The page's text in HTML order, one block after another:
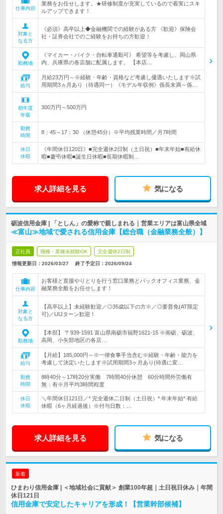
仕事内容
業務をお任せします。★研修制度が充実しているので着実にスキ
ルアップできます！
対象と
なる方
《必須》高卒以上◆金融機関での経験がある方 《歓迎》保険会
社・証券会社でのご経験をお持ちの方歓迎！
勤務地
《マイカー・バイク・自転車通勤可》 希望等を考慮し、岡山県
内、兵庫県の各店舗に配属します。 【本店…
給与
月給23万円～※経験・年齢・資格など考慮し優遇いたします※試
用期間3ヵ月あり（待遇同一）《モデル年収例》係長未満～係…
初年度
年収
300万円～500万円
勤務
時間
8：45～17：30 （休憩45分）※平均残業時間／月7時間
休日
休暇
《年間休日120日》■完全週休2日制（土日祝）■年末年始■有給休
暇■慶弔休暇■誕生日休暇■長期休暇制…
求人詳細を見る 気になる
砺波信用金庫 | 「としん」の愛称で親しまれる｜営業エリアは富山県全域
≪富山≫地域で愛される信用金庫【総合職（金融業務全般）】
正社員 職種・業種未経験OK 完全週休2日制
情報更新日：2026/03/27 終了予定日： 2026/09/24
仕事内容
お客様と直接やりとりを行う窓口業務とバックオフィス業務、金
融業務全般をお任せします！
対象と
なる方
【高卒以上】未経験歓迎／◎35歳以下の方※／◎要普免(AT限定
可)／UIJターン歓迎！
勤務地
【本部】 〒939-1591 富山県南砺市福野1621-15 ※南砺、砺波、
高岡、小矢部地区の各店…
給与
【月給】185,000円～※一律食事手当含む※経験・年齢・能力を
考慮して決定いたします※試用期間3ヶ月あり(待遇に変…
勤務
時間
8時40分～17時20分実働 7時間40分休憩 60分時間外労働有
無：有※月平均3時間程度
休日
休暇
＼年間休日121日／* 完全週休二日制（土日祝）* 年末年始* 有給
休暇（6ヶ月経過後）※付与日数：…
求人詳細を見る 気になる
新着
ひまわり信用金庫 | ＜地域社会に貢献＞ 創業100年超｜土日祝日休み｜年間
休日121日
信用金庫で安定したキャリアを形成！【営業幹部候補】